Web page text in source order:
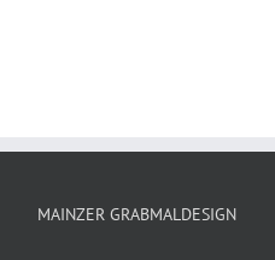
MAINZER GRABMALDESIGN